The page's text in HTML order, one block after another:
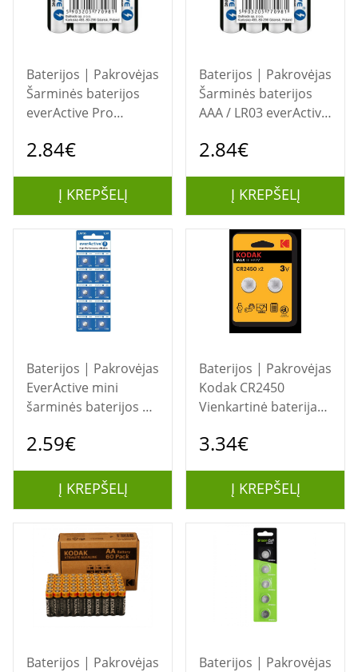
Baterijos | Pakrovėjas
Šarminės baterijos
everActive Pro
vnt.
2.84€
Į KREPŠELĮ
Baterijos | Pakrovėjas
Šarminės baterijos
AAA / LR03 everActive
2.84€
Į KREPŠELĮ
Baterijos | Pakrovėjas
EverActive mini
šarminės baterijos G3
plokštelė po 10 vnt.
2.59€
Į KREPŠELĮ
Baterijos | Pakrovėjas
Kodak CR2450
Vienkartinė baterija
3.34€
Į KREPŠELĮ
Baterijos | Pakrovėjas
Baterijos | Pakrovėjas